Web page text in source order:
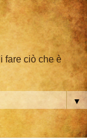
fare ciò che è
▼